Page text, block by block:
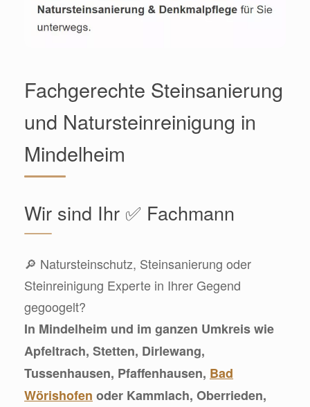
Fachgerechte Steinsanierung
und Natursteinreinigung in
Mindelheim
Wir sind Ihr ✅ Fachmann
🔎 Natursteinschutz, Steinsanierung oder
Steinreinigung Experte in Ihrer Gegend
gegoogelt?
In Mindelheim und im ganzen Umkreis wie
Apfeltrach, Stetten, Dirlewang,
Tussenhausen, Pfaffenhausen, Bad
Wörishofen oder Kammlach, Oberrieden,